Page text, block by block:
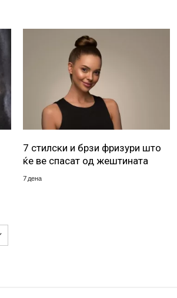
7 стилски и брзи фризури што
ќе ве спасат од жештината
7 дена